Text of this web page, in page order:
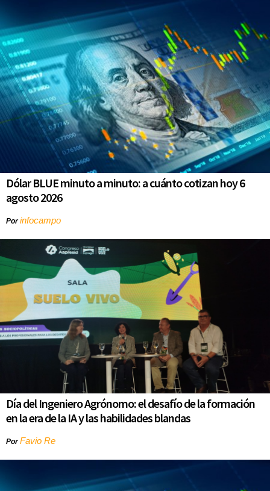
Dólar BLUE minuto a minuto: a cuánto cotizan hoy 6
agosto 2026
Porinfocampo
Día del Ingeniero Agrónomo: el desafío de la formación
en la era de la IA y las habilidades blandas
PorFavio Re